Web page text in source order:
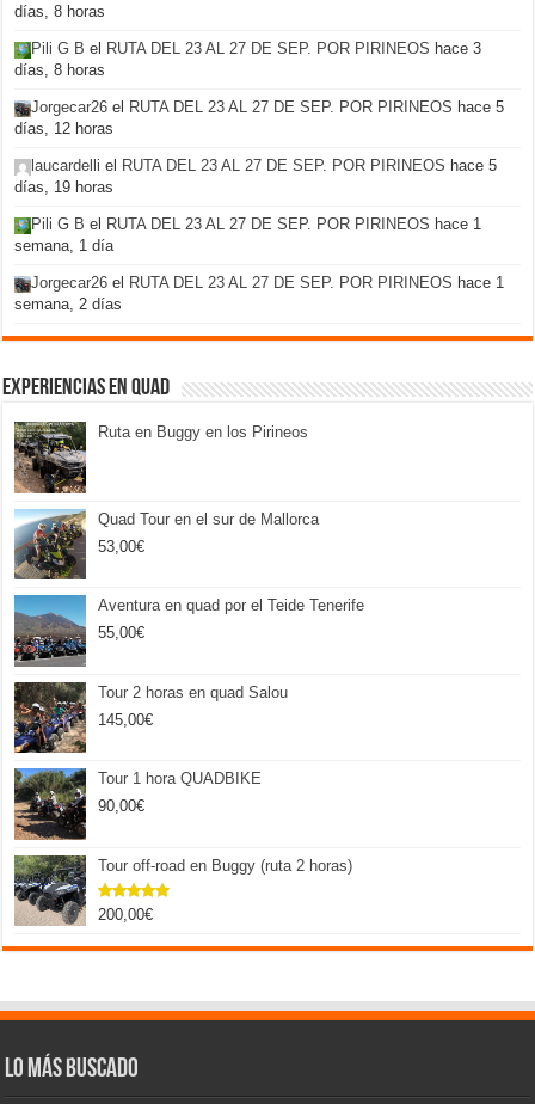
días, 8 horas
Pili G B el RUTA DEL 23 AL 27 DE SEP. POR PIRINEOS hace 3
días, 8 horas
Jorgecar26 el RUTA DEL 23 AL 27 DE SEP. POR PIRINEOS hace 5
días, 12 horas
laucardelli el RUTA DEL 23 AL 27 DE SEP. POR PIRINEOS hace 5
días, 19 horas
Pili G B el RUTA DEL 23 AL 27 DE SEP. POR PIRINEOS hace 1
semana, 1 día
Jorgecar26 el RUTA DEL 23 AL 27 DE SEP. POR PIRINEOS hace 1
semana, 2 días
Experiencias en Quad
Ruta en Buggy en los Pirineos
Quad Tour en el sur de Mallorca
53,00€
Aventura en quad por el Teide Tenerife
55,00€
Tour 2 horas en quad Salou
145,00€
Tour 1 hora QUADBIKE
90,00€
Tour off-road en Buggy (ruta 2 horas)
Valorado
de 5
200,00€
Lo más buscado